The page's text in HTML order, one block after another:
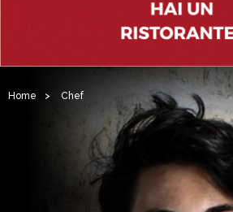
Home > Chef